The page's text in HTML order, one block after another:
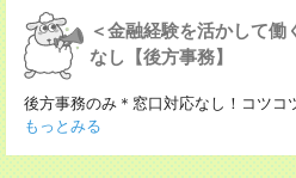
＜金融経験を活かして働
なし【後方事務】
後方事務のみ＊窓口対応なし！コツコ
もっとみる